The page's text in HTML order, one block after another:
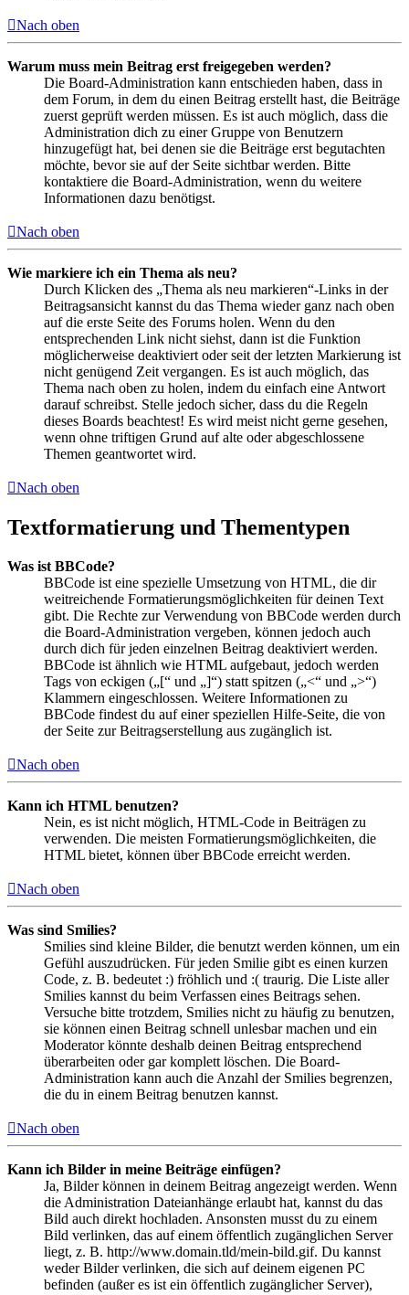
Nach oben
Warum muss mein Beitrag erst freigegeben werden?
Die Board-Administration kann entschieden haben, dass in
dem Forum, in dem du einen Beitrag erstellt hast, die Beiträge
zuerst geprüft werden müssen. Es ist auch möglich, dass die
Administration dich zu einer Gruppe von Benutzern
hinzugefügt hat, bei denen sie die Beiträge erst begutachten
möchte, bevor sie auf der Seite sichtbar werden. Bitte
kontaktiere die Board-Administration, wenn du weitere
Informationen dazu benötigst.
Nach oben
Wie markiere ich ein Thema als neu?
Durch Klicken des „Thema als neu markieren“-Links in der
Beitragsansicht kannst du das Thema wieder ganz nach oben
auf die erste Seite des Forums holen. Wenn du den
entsprechenden Link nicht siehst, dann ist die Funktion
möglicherweise deaktiviert oder seit der letzten Markierung ist
nicht genügend Zeit vergangen. Es ist auch möglich, das
Thema nach oben zu holen, indem du einfach eine Antwort
darauf schreibst. Stelle jedoch sicher, dass du die Regeln
dieses Boards beachtest! Es wird meist nicht gerne gesehen,
wenn ohne triftigen Grund auf alte oder abgeschlossene
Themen geantwortet wird.
Nach oben
Textformatierung und Thementypen
Was ist BBCode?
BBCode ist eine spezielle Umsetzung von HTML, die dir
weitreichende Formatierungsmöglichkeiten für deinen Text
gibt. Die Rechte zur Verwendung von BBCode werden durch
die Board-Administration vergeben, können jedoch auch
durch dich für jeden einzelnen Beitrag deaktiviert werden.
BBCode ist ähnlich wie HTML aufgebaut, jedoch werden
Tags von eckigen („[“ und „]“) statt spitzen („<“ und „>“)
Klammern eingeschlossen. Weitere Informationen zu
BBCode findest du auf einer speziellen Hilfe-Seite, die von
der Seite zur Beitragserstellung aus zugänglich ist.
Nach oben
Kann ich HTML benutzen?
Nein, es ist nicht möglich, HTML-Code in Beiträgen zu
verwenden. Die meisten Formatierungsmöglichkeiten, die
HTML bietet, können über BBCode erreicht werden.
Nach oben
Was sind Smilies?
Smilies sind kleine Bilder, die benutzt werden können, um ein
Gefühl auszudrücken. Für jeden Smilie gibt es einen kurzen
Code, z. B. bedeutet :) fröhlich und :( traurig. Die Liste aller
Smilies kannst du beim Verfassen eines Beitrags sehen.
Versuche bitte trotzdem, Smilies nicht zu häufig zu benutzen,
sie können einen Beitrag schnell unlesbar machen und ein
Moderator könnte deshalb deinen Beitrag entsprechend
überarbeiten oder gar komplett löschen. Die Board-
Administration kann auch die Anzahl der Smilies begrenzen,
die du in einem Beitrag benutzen kannst.
Nach oben
Kann ich Bilder in meine Beiträge einfügen?
Ja, Bilder können in deinem Beitrag angezeigt werden. Wenn
die Administration Dateianhänge erlaubt hat, kannst du das
Bild auch direkt hochladen. Ansonsten musst du zu einem
Bild verlinken, das auf einem öffentlich zugänglichen Server
liegt, z. B. http://www.domain.tld/mein-bild.gif. Du kannst
weder Bilder verlinken, die sich auf deinem eigenen PC
befinden (außer es ist ein öffentlich zugänglicher Server),